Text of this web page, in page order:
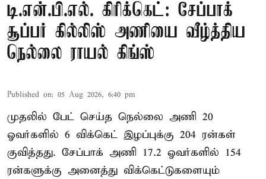
டி.என்.பி.எல். கிரிக்கெட்: சேப்பாக்
சூப்பர் கில்லிஸ் அணியை வீழ்த்திய
நெல்லை ராயல் கிங்ஸ்
Published on: 05 Aug 2026, 6:40 pm
முதலில் பேட் செய்த நெல்லை அணி 20
ஓவர்களில் 6 விக்கெட் இழப்புக்கு 204 ரன்கள்
குவித்தது. சேப்பாக் அணி 17.2 ஓவர்களில் 154
ரன்களுக்கு அனைத்து விக்கெட்டுகளையும்